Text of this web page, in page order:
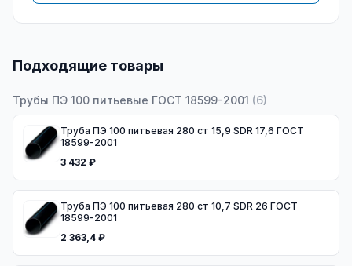
Подходящие товары
Трубы ПЭ 100 питьевые ГОСТ 18599-2001 (6)
Труба ПЭ 100 питьевая 280 ст 15,9 SDR 17,6 ГОСТ
18599-2001
3 432 ₽
Труба ПЭ 100 питьевая 280 ст 10,7 SDR 26 ГОСТ
18599-2001
2 363,4 ₽